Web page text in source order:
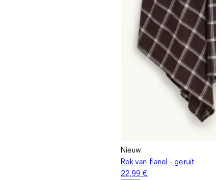
Nieuw
Rok van flanel - geruit
22,99 €